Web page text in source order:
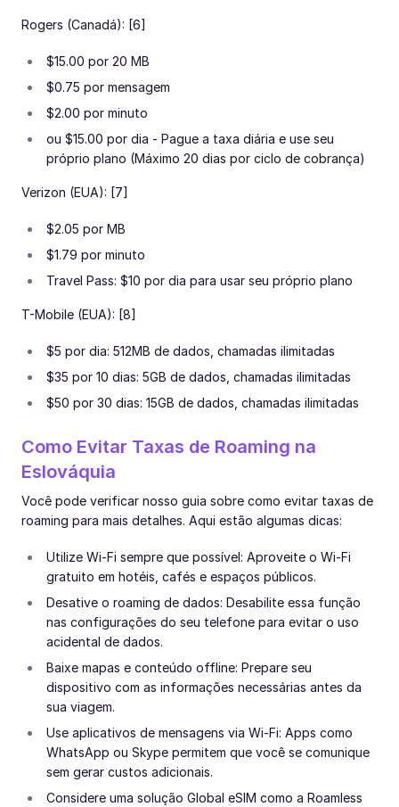
Rogers (Canadá): [6]
$15.00 por 20 MB
$0.75 por mensagem
$2.00 por minuto
ou $15.00 por dia - Pague a taxa diária e use seu
próprio plano (Máximo 20 dias por ciclo de cobrança)
Verizon (EUA): [7]
$2.05 por MB
$1.79 por minuto
Travel Pass: $10 por dia para usar seu próprio plano
T-Mobile (EUA): [8]
$5 por dia: 512MB de dados, chamadas ilimitadas
$35 por 10 dias: 5GB de dados, chamadas ilimitadas
$50 por 30 dias: 15GB de dados, chamadas ilimitadas
Como Evitar Taxas de Roaming na
Eslováquia
Você pode verificar nosso guia sobre como evitar taxas de
roaming para mais detalhes. Aqui estão algumas dicas:
Utilize Wi-Fi sempre que possível: Aproveite o Wi-Fi
gratuito em hotéis, cafés e espaços públicos.
Desative o roaming de dados: Desabilite essa função
nas configurações do seu telefone para evitar o uso
acidental de dados.
Baixe mapas e conteúdo offline: Prepare seu
dispositivo com as informações necessárias antes da
sua viagem.
Use aplicativos de mensagens via Wi-Fi: Apps como
WhatsApp ou Skype permitem que você se comunique
sem gerar custos adicionais.
Considere uma solução Global eSIM como a Roamless